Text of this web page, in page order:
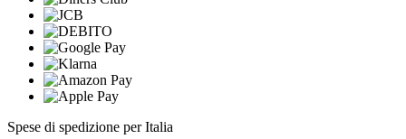
Spese di spedizione per Italia